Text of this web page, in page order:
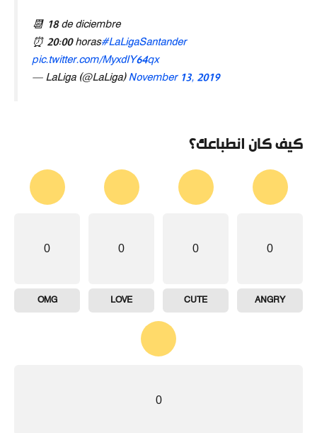
📆 18 de diciembre
⏰ 20:00 horas#LaLigaSantander
pic.twitter.com/MyxdIY64qx
— LaLiga (@LaLiga)November 13, 2019
كيف كان انطباعك؟
0
ANGRY
0
CUTE
0
LOVE
0
OMG
0